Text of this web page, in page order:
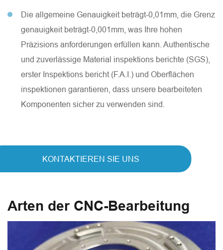
Die allgemeine Genauigkeit beträgt-0,01mm, die Grenz
genauigkeit beträgt-0,001mm, was Ihre hohen
Präzisions anforderungen erfüllen kann. Authentische
und zuverlässige Material inspektions berichte (SGS),
erster Inspektions bericht (F.A.I.) und Oberflächen
inspektionen garantieren, dass unsere bearbeiteten
Komponenten sicher zu verwenden sind.
KONTAKTIEREN SIE UNS
Arten der CNC-Bearbeitung